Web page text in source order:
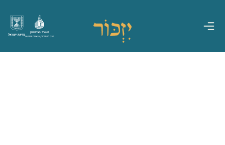
מדינת ישראל
משרד הביטחון
אגף משפחות, הנצחה ומורשת